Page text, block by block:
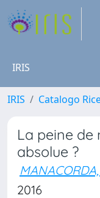
IRIS
IRIS Catalogo
La peine de
absolue ?
2016